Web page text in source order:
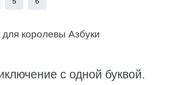
королевы Азбуки
с одной буквой.